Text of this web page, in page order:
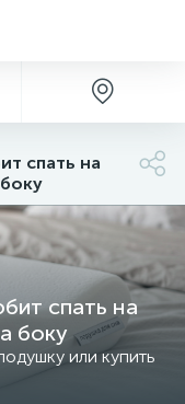
спать на
спать на
боку
или купить